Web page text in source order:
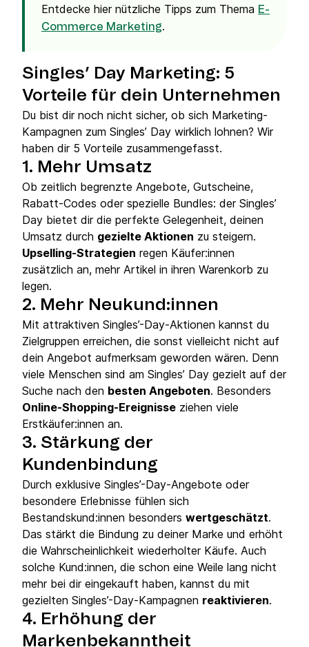
Entdecke hier nützliche Tipps zum Thema E-
Commerce Marketing.
Singles’ Day Marketing: 5
Vorteile für dein Unternehmen
Du bist dir noch nicht sicher, ob sich Marketing-
Kampagnen zum Singles’ Day wirklich lohnen? Wir
haben dir 5 Vorteile zusammengefasst.
1. Mehr Umsatz
Ob zeitlich begrenzte Angebote, Gutscheine,
Rabatt-Codes oder spezielle Bundles: der Singles’
Day bietet dir die perfekte Gelegenheit, deinen
Umsatz durch gezielte Aktionen zu steigern.
Upselling-Strategien regen Käufer:innen
zusätzlich an, mehr Artikel in ihren Warenkorb zu
legen.
2. Mehr Neukund:innen
Mit attraktiven Singles’-Day-Aktionen kannst du
Zielgruppen erreichen, die sonst vielleicht nicht auf
dein Angebot aufmerksam geworden wären. Denn
viele Menschen sind am Singles’ Day gezielt auf der
Suche nach den besten Angeboten. Besonders
Online-Shopping-Ereignisse ziehen viele
Erstkäufer:innen an.
3. Stärkung der
Kundenbindung
Durch exklusive Singles’-Day-Angebote oder
besondere Erlebnisse fühlen sich
Bestandskund:innen besonders wertgeschätzt.
Das stärkt die Bindung zu deiner Marke und erhöht
die Wahrscheinlichkeit wiederholter Käufe. Auch
solche Kund:innen, die schon eine Weile lang nicht
mehr bei dir eingekauft haben, kannst du mit
gezielten Singles’-Day-Kampagnen reaktivieren.
4. Erhöhung der
Markenbekanntheit